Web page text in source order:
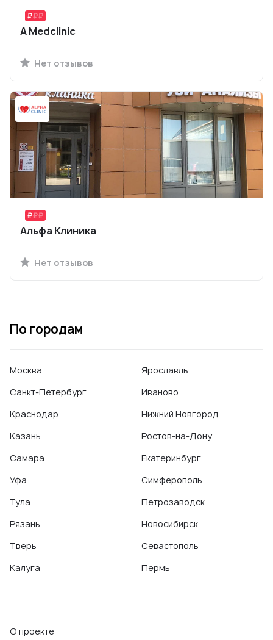
A Medclinic
Нет отзывов
Альфа Клиника
Нет отзывов
По городам
Москва
Санкт-Петербург
Краснодар
Казань
Самара
Уфа
Тула
Рязань
Тверь
Калуга
Ярославль
Иваново
Нижний Новгород
Ростов-на-Дону
Екатеринбург
Симферополь
Петрозаводск
Новосибирск
Севастополь
Пермь
О проекте